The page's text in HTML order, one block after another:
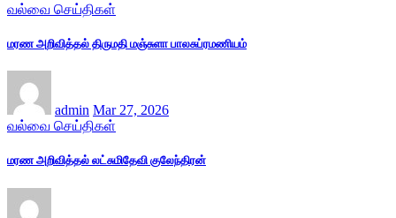
வல்வை செய்திகள்
மரண அறிவித்தல் திருமதி மஞ்சுளா பாலசுப்ரமணியம்
admin Mar 27, 2026
வல்வை செய்திகள்
மரண அறிவித்தல் லட்சுமிதேவி குலேந்திரன்